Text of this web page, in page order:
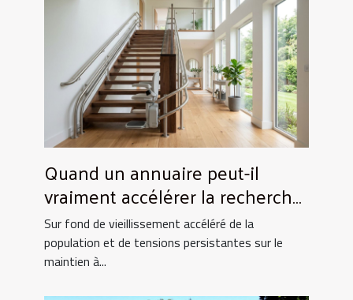
Quand un annuaire peut-il
vraiment accélérer la recherche
de monte-escaliers performants
?
Sur fond de vieillissement accéléré de la
population et de tensions persistantes sur le
maintien à...